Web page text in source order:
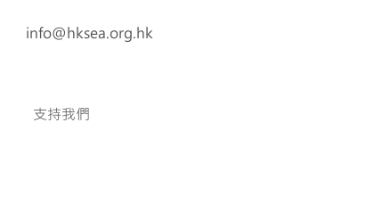
info@hksea.org.hk
支持我們